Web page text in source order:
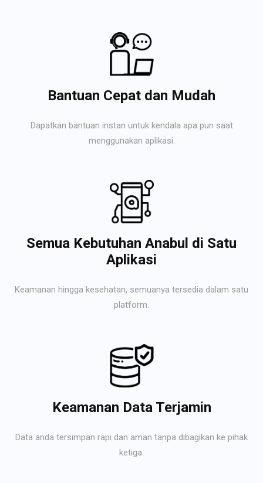
Bantuan Cepat dan Mudah
Dapatkan bantuan instan untuk kendala apa pun saat
menggunakan aplikasi.
Semua Kebutuhan Anabul di Satu
Aplikasi
Keamanan hingga kesehatan, semuanya tersedia dalam satu
platform.
Keamanan Data Terjamin
Data anda tersimpan rapi dan aman tanpa dibagikan ke pihak
ketiga.